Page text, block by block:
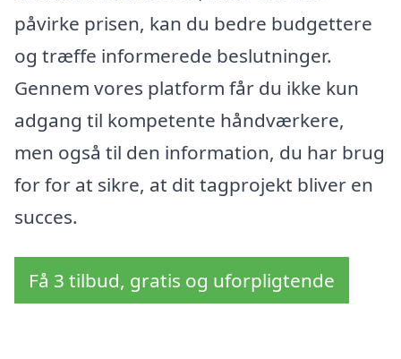
påvirke prisen, kan du bedre budgettere
og træffe informerede beslutninger.
Gennem vores platform får du ikke kun
adgang til kompetente håndværkere,
men også til den information, du har brug
for for at sikre, at dit tagprojekt bliver en
succes.
Få 3 tilbud, gratis og uforpligtende